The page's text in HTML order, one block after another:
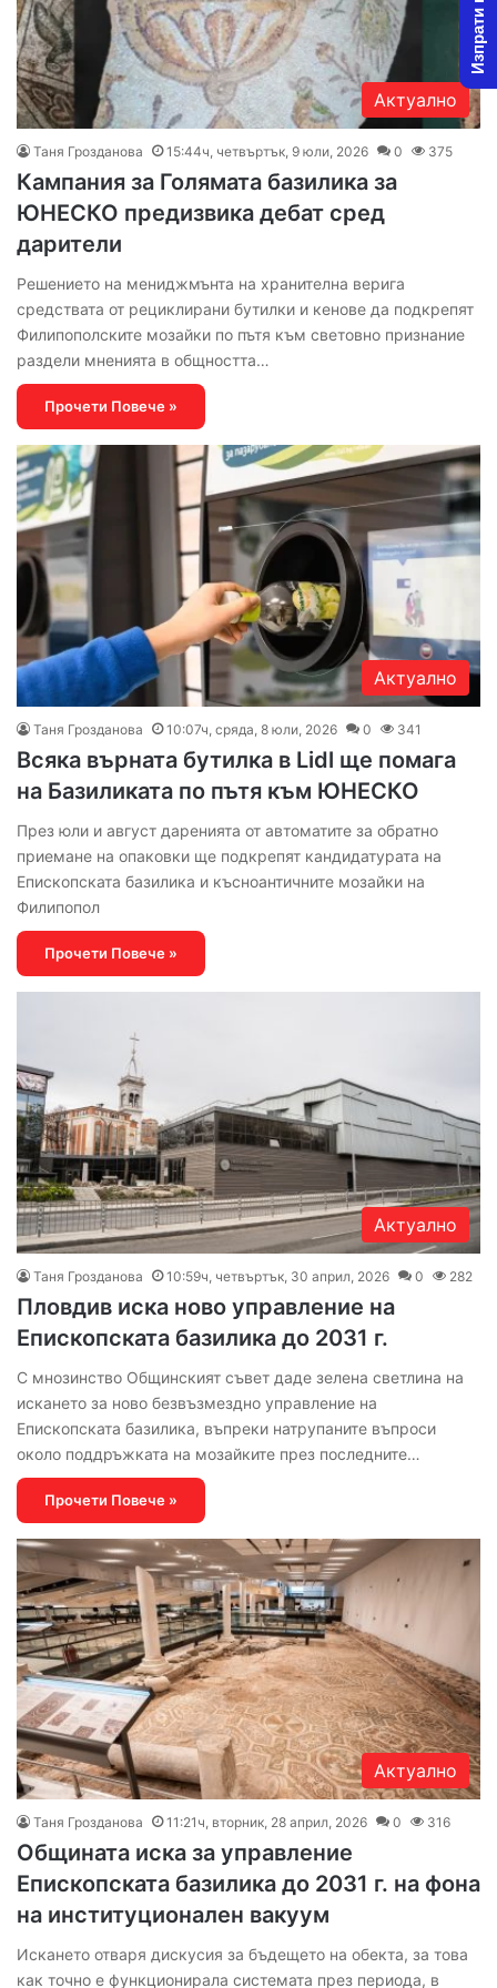
Актуално
Таня Грозданова 15:44ч, четвъртък, 9 юли, 2026 0 375
Кампания за Голямата базилика за
ЮНЕСКО предизвика дебат сред
дарители
Решението на мениджмънта на хранителна верига
средствата от рециклирани бутилки и кенове да подкрепят
Филипополските мозайки по пътя към световно признание
раздели мненията в общността…
Прочети Повече »
Актуално
Таня Грозданова 10:07ч, сряда, 8 юли, 2026 0 341
Всяка върната бутилка в Lidl ще помага
на Базиликата по пътя към ЮНЕСКО
През юли и август даренията от автоматите за обратно
приемане на опаковки ще подкрепят кандидатурата на
Епископската базилика и късноантичните мозайки на
Филипопол
Прочети Повече »
Актуално
Таня Грозданова 10:59ч, четвъртък, 30 април, 2026 0 282
Пловдив иска ново управление на
Епископската базилика до 2031 г.
С мнозинство Общинският съвет даде зелена светлина на
искането за ново безвъзмездно управление на
Епископската базилика, въпреки натрупаните въпроси
около поддръжката на мозайките през последните…
Прочети Повече »
Актуално
Таня Грозданова 11:21ч, вторник, 28 април, 2026 0 316
Общината иска за управление
Епископската базилика до 2031 г. на фона
на институционален вакуум
Искането отваря дискусия за бъдещето на обекта, за това
как точно е функционирала системата през периода, в